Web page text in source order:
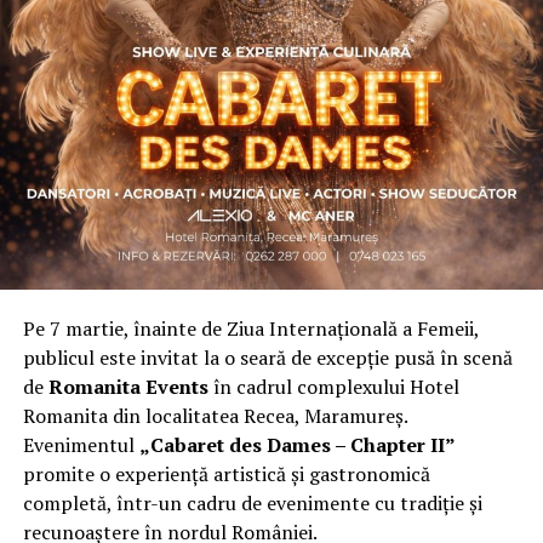
Asociația a fost fondată în 2019, dintr-un context
personal dificil, ca răspuns la întrebări despre
contribuție și sens. A crescut organic și a ajuns astăzi
una dintre cele mai mari comunități de femei
antreprenor din România, cu prezență fizică în mai
multe orașe, inclusiv la Cluj-Napoca.
„Dacă nu eu, atunci cine?”spune clujeancaCarmen
Mihalca, fondatoareaAntreprenoare.ro. Din această
întrebare s-a născut campania.
Cine a ales să fie vizibilă la Cluj
Femeile prezente la evenimentul din Cluj-Napoca
provin din domenii complet diferite. Câteva dintre ele:
Andreea Faur, specialist SEO, spune că a fi vizibilă
înseamnă să te asociezi cu brandul companiei pe care o
reprezinți și să educi publicul țintă. Mesajul ei pentru
Pe 7 martie, înainte de Ziua Internațională a Femeii,
publicul este invitat la o seară de excepție pusă în scenă
deRomanita Eventsîn cadrul complexului Hotel
Romanita din localitatea Recea, Maramureș.
Evenimentul „Cabaret des Dames – Chapter II”
promite o experiență artistică și gastronomică
completă, într-un cadru de evenimente cu tradiție și
recunoaștere în nordul României.